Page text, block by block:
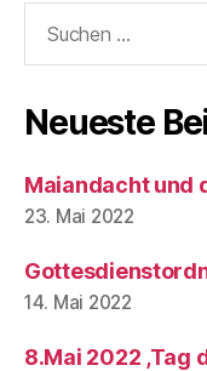
nach:
Neueste
Maiandacht und
23. Mai 2022
14. Mai 2022
8.Mai 2022 ,Tag